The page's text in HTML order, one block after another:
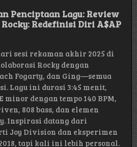
Penciptaan Lagu: Review
Redefinisi Diri A$AP
sesi rekaman akhir 2025 di
Rocky dengan
Fogarty, dan Ging—semua
Lagu ini durasi 3:45 menit,
dengan tempo 140 BPM,
808 bass, dan elemen
Inspirasi datang dari
Joy Division dan eksperimen
tapi kali ini lebih personal.